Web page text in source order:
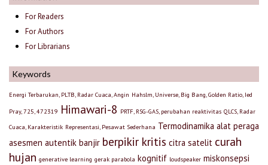
For Readers
For Authors
For Librarians
Keywords
Energi Terbarukan, PLTB, Radar Cuaca, Angin Hahslm, Universe, Big Bang, Golden Ratio, Ied
Pray, 725, 472319 Himawari-8 PRTF, RSG-GAS, perubahan reaktivitas QLCS, Radar
Cuaca, Karakteristik Representasi, Pesawat Sederhana Termodinamika alat peraga
asesmen autentik banjir berpikir kritis citra satelit curah
hujan generative learning gerak parabola kognitif loudspeaker miskonsepsi